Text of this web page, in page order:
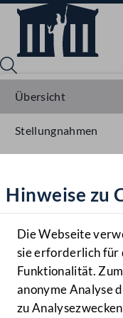
Hilfe
Benutzer
MENÜ
Hinweise zu
Die Webseite
sie erforderlich für
Funktionalität.
anonyme Analyse
zu
Übersicht
Stellungnahmen